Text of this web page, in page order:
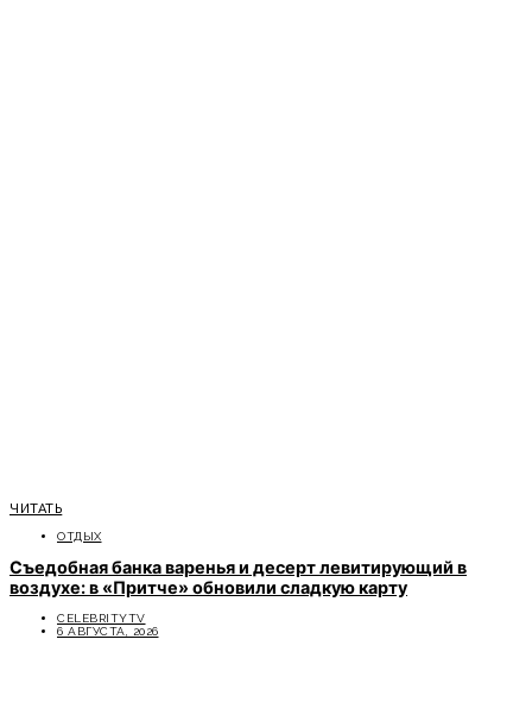
ЧИТАТЬ
ОТДЫХ
Съедобная банка варенья и десерт левитирующий в
воздухе: в «Притче» обновили сладкую карту
CELEBRITYTV
6 АВГУСТА, 2026